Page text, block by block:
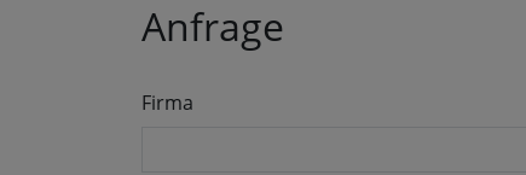
Anfrage
Firma